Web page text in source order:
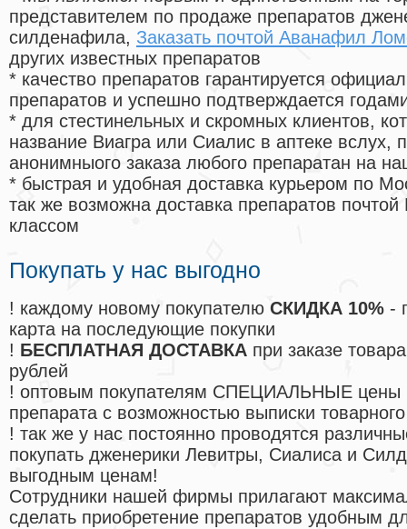
представителем по продаже препаратов
силденафила, Заказать почтой Аванафил
других известных препаратов
* качество препаратов гарантируется
препаратов и успешно подтверждается
* для стестинельных и скромных клиентов,
название Виагра или Сиалис в аптеке вслух,
анонимныого заказа любого препаратан на
* быстрая и удобная доставка курьером по
так же возможна доставка препаратов
классом
Покупать у нас выгодно
! каждому новому покупателю СКИДКА 10% -
карта на последующие покупки
! БЕСПЛАТНАЯ ДОСТАВКА при заказе
рублей
! оптовым покупателям СПЕЦИАЛЬНЫЕ цены
препарата с возможностью выписки
! так же у нас постоянно проводятся
покупать дженерики Левитры, Сиалиса и
выгодным ценам!
Cотрудники нашей фирмы прилагают
сделать приобретение препаратов удобным